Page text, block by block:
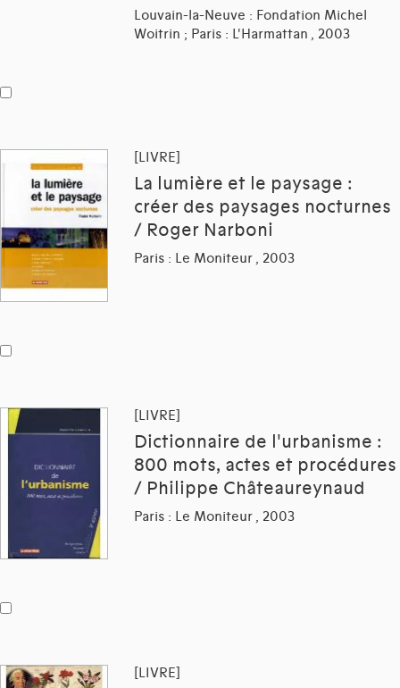
Louvain-la-Neuve : Fondation Michel
Woitrin ; Paris : L'Harmattan , 2003
[LIVRE]
La lumière et le paysage :
créer des paysages nocturnes
/ Roger Narboni
Paris : Le Moniteur , 2003
[LIVRE]
Dictionnaire de l'urbanisme :
800 mots, actes et procédures
/ Philippe Châteaureynaud
Paris : Le Moniteur , 2003
[LIVRE]